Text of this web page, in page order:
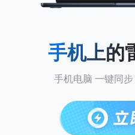
手机上的
手机电脑 一键同